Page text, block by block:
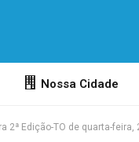
Nossa Cidade
2ª Edição-TO de quarta-